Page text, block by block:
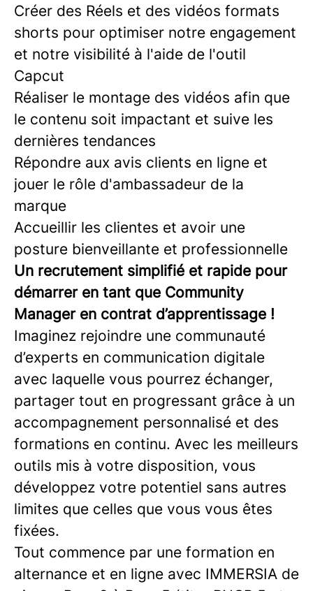
Créer des Réels et des vidéos formats
shorts pour optimiser notre engagement
et notre visibilité à l'aide de l'outil
Capcut
Réaliser le montage des vidéos afin que
le contenu soit impactant et suive les
dernières tendances
Répondre aux avis clients en ligne et
jouer le rôle d'ambassadeur de la
marque
Accueillir les clientes et avoir une
posture bienveillante et professionnelle
Un recrutement simplifié et rapide pour
démarrer en tant que Community
Manager en contrat d’apprentissage !
Imaginez rejoindre une communauté
d’experts en communication digitale
avec laquelle vous pourrez échanger,
partager tout en progressant grâce à un
accompagnement personnalisé et des
formations en continu. Avec les meilleurs
outils mis à votre disposition, vous
développez votre potentiel sans autres
limites que celles que vous vous êtes
fixées.
Tout commence par une formation en
alternance et en ligne avec IMMERSIA de